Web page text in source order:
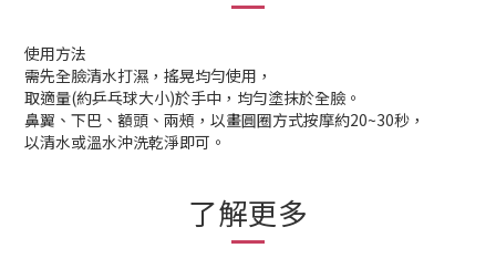
使用方法
需先全臉清水打濕，搖晃均勻使用，
取適量(約乒乓球大小)於手中，均勻塗抹於全臉。
鼻翼、下巴、額頭、兩頰，以畫圓圈方式按摩約20~30秒，
以清水或溫水沖洗乾淨即可。
了解更多